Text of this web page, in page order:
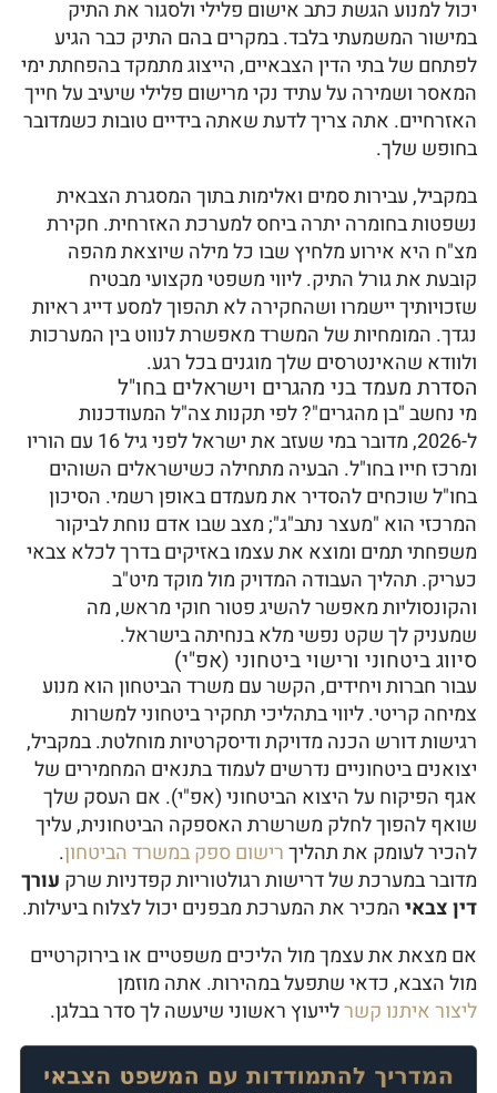
יכול למנוע הגשת כתב אישום פלילי ולסגור את התיק
במישור המשמעתי בלבד. במקרים בהם התיק כבר הגיע
לפתחם של בתי הדין הצבאיים, הייצוג מתמקד בהפחתת ימי
המאסר ושמירה על עתיד נקי מרישום פלילי שיעיב על חייך
האזרחיים. אתה צריך לדעת שאתה בידיים טובות כשמדובר
בחופש שלך.
במקביל, עבירות סמים ואלימות בתוך המסגרת הצבאית
נשפטות בחומרה יתרה ביחס למערכת האזרחית. חקירת
מצ"ח היא אירוע מלחיץ שבו כל מילה שיוצאת מהפה
קובעת את גורל התיק. ליווי משפטי מקצועי מבטיח
שזכויותיך יישמרו ושהחקירה לא תהפוך למסע דייג ראיות
נגדך. המומחיות של המשרד מאפשרת לנווט בין המערכות
ולוודא שהאינטרסים שלך מוגנים בכל רגע.
הסדרת מעמד בני מהגרים וישראלים בחו"ל
מי נחשב "בן מהגרים"? לפי תקנות צה"ל המעודכנות
ל-2026, מדובר במי שעזב את ישראל לפני גיל 16 עם הוריו
ומרכז חייו בחו"ל. הבעיה מתחילה כשישראלים השוהים
בחו"ל שוכחים להסדיר את מעמדם באופן רשמי. הסיכון
המרכזי הוא "מעצר נתב"ג"; מצב שבו אדם נוחת לביקור
משפחתי תמים ומוצא את עצמו באזיקים בדרך לכלא צבאי
כעריק. תהליך העבודה המדויק מול מוקד מיט"ב
והקונסוליות מאפשר להשיג פטור חוקי מראש, מה
שמעניק לך שקט נפשי מלא בנחיתה בישראל.
סיווג ביטחוני ורישוי ביטחוני (אפ"י)
עבור חברות ויחידים, הקשר עם משרד הביטחון הוא מנוע
צמיחה קריטי. ליווי בתהליכי תחקיר ביטחוני למשרות
רגישות דורש הכנה מדויקת ודיסקרטיות מוחלטת. במקביל,
יצואנים ביטחוניים נדרשים לעמוד בתנאים המחמירים של
אגף הפיקוח על היצוא הביטחוני (אפ"י). אם העסק שלך
שואף להפוך לחלק משרשרת האספקה הביטחונית, עליך
להכיר לעומק את תהליךרישום ספק במשרד הביטחון.
מדובר במערכת של דרישות רגולטוריות קפדניות שרק עורך
דין צבאיהמכיר את המערכת מבפנים יכול לצלוח ביעילות.
אם מצאת את עצמך מול הליכים משפטיים או בירוקרטיים
מול הצבא, כדאי שתפעל במהירות. אתה מוזמן
ליצור איתנו קשרלייעוץ ראשוני שיעשה לך סדר בבלגן.